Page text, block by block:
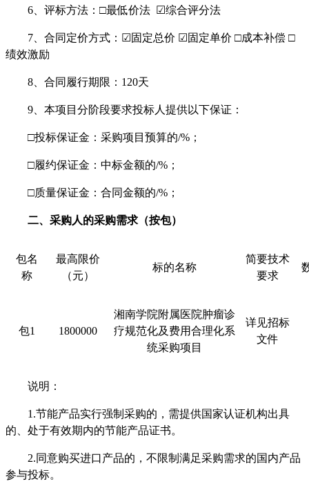
6、评标方法：□最低价法 ☑综合评分法
7、合同定价方式：☑固定总价 ☑固定单价 □成本补偿 □
绩效激励
8、合同履行期限：120天
9、本项目分阶段要求投标人提供以下保证：
□投标保证金：采购项目预算的/%；
□履约保证金：中标金额的/%；
□质量保证金：合同金额的/%；
二、采购人的采购需求（按包）
包名
称
最高限价
（元）
标的名称
简要技术
要求
包1 1800000
湘南学院附属医院肿瘤诊
疗规范化及费用合理化系
统采购项目
详见招标
文件
说明：
1.节能产品实行强制采购的，需提供国家认证机构出具
的、处于有效期内的节能产品证书。
2.同意购买进口产品的，不限制满足采购需求的国内产品
参与投标。